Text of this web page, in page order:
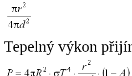
Tepelný výkon